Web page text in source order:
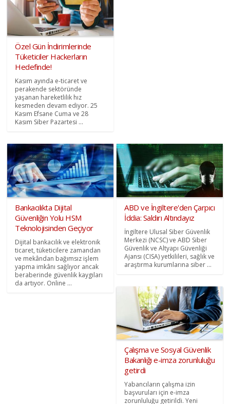
Özel Gün İndirimlerinde
Tüketiciler Hackerların
Hedefinde!
Kasım ayında e-ticaret ve
perakende sektöründe
yaşanan hareketlilik hız
kesmeden devam ediyor. 25
Kasım Efsane Cuma ve 28
Kasım Siber Pazartesi ...
Bankacılıkta Dijital
Güvenliğin Yolu HSM
Teknolojisinden Geçiyor
Dijital bankacılık ve elektronik
ticaret, tüketicilere zamandan
ve mekândan bağımsız işlem
yapma imkânı sağlıyor ancak
beraberinde güvenlik kaygıları
da artıyor. Online ...
ABD ve İngiltere'den Çarpıcı
İddia: Saldırı Altındayız
İngiltere Ulusal Siber Güvenlik
Merkezi (NCSC) ve ABD Siber
Güvenlik ve Altyapı Güvenliği
Ajansı (CISA) yetkilileri, sağlık ve
araştırma kurumlarına siber ...
Çalışma ve Sosyal Güvenlik
Bakanlığı e-imza zorunluluğu
getirdi
Yabancıların çalışma izin
başvuruları için e-imza
zorunluluğu getirildi. Yeni